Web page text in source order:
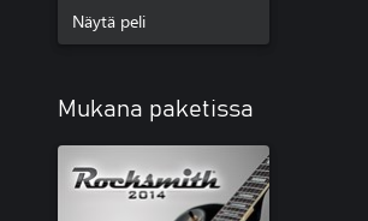
Näytä peli
Mukana paketissa